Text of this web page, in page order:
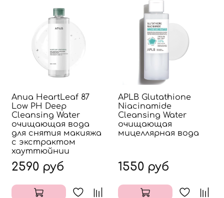
Anua HeartLeaf 87
Low PH Deep
Cleansing Water
очищающая вода
для снятия макияжа
с экстрактом
хауттюйнии
2590 руб
APLB Glutathione
Niacinamide
Cleansing Water
очищающая
мицеллярная вода
1550 руб